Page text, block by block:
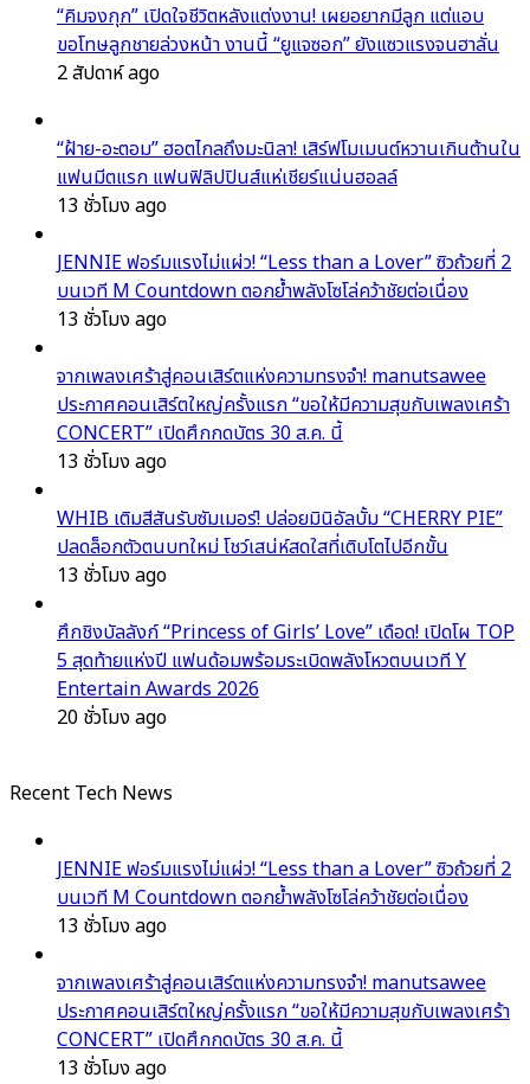
“คิมจงกุก” เปิดใจชีวิตหลังแต่งงาน! เผยอยากมีลูก แต่แอบ
ขอโทษลูกชายล่วงหน้า งานนี้ “ยูแจซอก” ยังแซวแรงจนฮาลั่น
2 สัปดาห์ ago
“ฝ้าย-อะตอม” ฮอตไกลถึงมะนิลา! เสิร์ฟโมเมนต์หวานเกินต้านใน
แฟนมีตแรก แฟนฟิลิปปินส์แห่เชียร์แน่นฮอลล์
13 ชั่วโมง ago
JENNIE ฟอร์มแรงไม่แผ่ว! “Less than a Lover” ซิวถ้วยที่ 2
บนเวที M Countdown ตอกย้ำพลังโซโล่คว้าชัยต่อเนื่อง
13 ชั่วโมง ago
จากเพลงเศร้าสู่คอนเสิร์ตแห่งความทรงจำ! manutsawee
ประกาศคอนเสิร์ตใหญ่ครั้งแรก “ขอให้มีความสุขกับเพลงเศร้า
CONCERT” เปิดศึกกดบัตร 30 ส.ค. นี้
13 ชั่วโมง ago
WHIB เติมสีสันรับซัมเมอร์! ปล่อยมินิอัลบั้ม “CHERRY PIE”
ปลดล็อกตัวตนบทใหม่ โชว์เสน่ห์สดใสที่เติบโตไปอีกขั้น
13 ชั่วโมง ago
ศึกชิงบัลลังก์ “Princess of Girls’ Love” เดือด! เปิดโผ TOP
5 สุดท้ายแห่งปี แฟนด้อมพร้อมระเบิดพลังโหวตบนเวที Y
Entertain Awards 2026
20 ชั่วโมง ago
Recent Tech News
JENNIE ฟอร์มแรงไม่แผ่ว! “Less than a Lover” ซิวถ้วยที่ 2
บนเวที M Countdown ตอกย้ำพลังโซโล่คว้าชัยต่อเนื่อง
13 ชั่วโมง ago
จากเพลงเศร้าสู่คอนเสิร์ตแห่งความทรงจำ! manutsawee
ประกาศคอนเสิร์ตใหญ่ครั้งแรก “ขอให้มีความสุขกับเพลงเศร้า
CONCERT” เปิดศึกกดบัตร 30 ส.ค. นี้
13 ชั่วโมง ago